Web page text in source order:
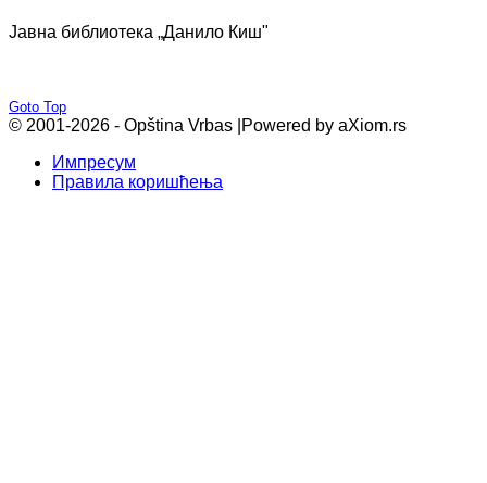
Јавна библиотека „Данило Киш"
Goto Top
© 2001-2026 - Opština Vrbas | Powered by aXiom.rs
Импресум
Правила коришћења